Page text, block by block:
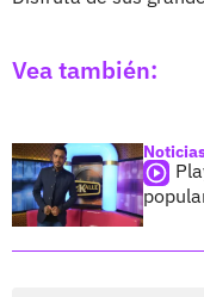
Vea también: